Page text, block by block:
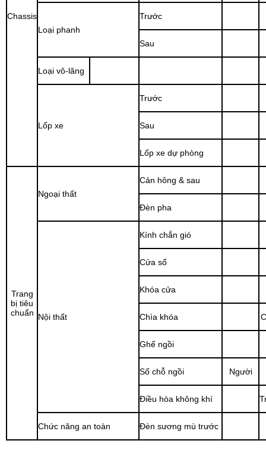
Chassis
Loại phanh
Trước
Sau
Loại vô-lăng
Lốp xe
Trước
Sau
Lốp xe dự phòng
Trang
bị tiêu
chuẩn
Ngoại thất
Cản hông & sau
Đèn pha
Nội thất
Kính chắn gió
Cửa sổ
Khóa cửa
Chìa khóa
Ghế ngồi
Số chỗ ngồi Người
Điều hòa không khí
Chức năng an toàn Đèn sương mù trước